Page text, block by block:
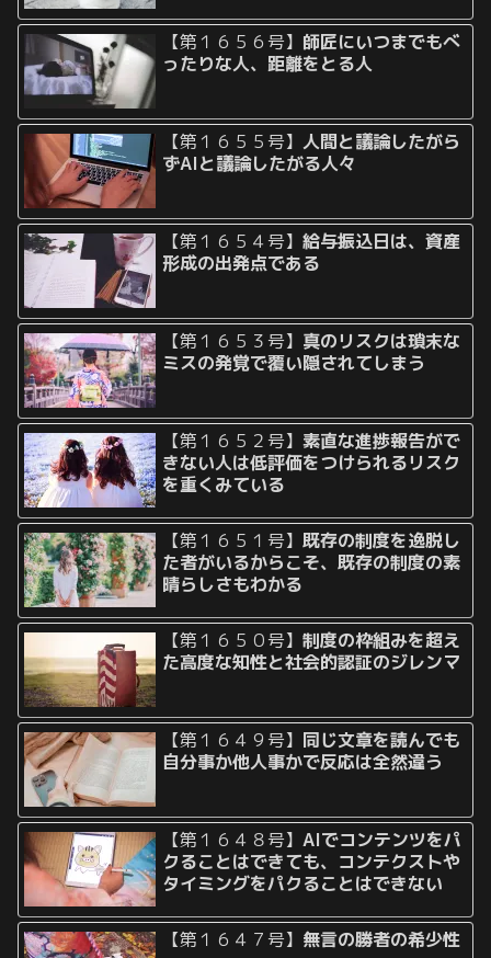
【第１６５６号】 師匠にいつまでもべ
ったりな人、距離をとる人
【第１６５５号】人間と議論したがら
ずAIと議論したがる人々
【第１６５４号】給与振込日は、資産
形成の出発点である
【第１６５３号】 真のリスクは瑣末な
ミスの発覚で覆い隠されてしまう
【第１６５２号】素直な進捗報告がで
きない人は低評価をつけられるリスク
を重くみている
【第１６５１号】既存の制度を逸脱し
た者がいるからこそ、既存の制度の素
晴らしさもわかる
【第１６５０号】制度の枠組みを超え
た高度な知性と社会的認証のジレンマ
【第１６４９号】 同じ文章を読んでも
自分事か他人事かで反応は全然違う
【第１６４８号】AIでコンテンツをパ
クることはできても、コンテクストや
タイミングをパクることはできない
【第１６４７号】 無言の勝者の希少性